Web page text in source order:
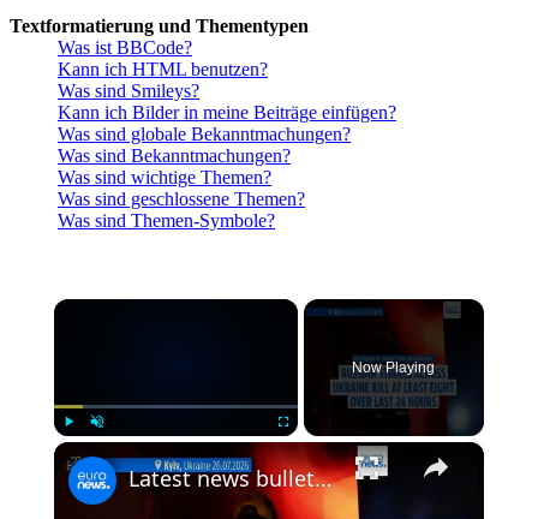
Textformatierung und Thementypen
Was ist BBCode?
Kann ich HTML benutzen?
Was sind Smileys?
Kann ich Bilder in meine Beiträge einfügen?
Was sind globale Bekanntmachungen?
Was sind Bekanntmachungen?
Was sind wichtige Themen?
Was sind geschlossene Themen?
Was sind Themen-Symbole?
×
Now Playing
×
Latest news bulletin | July 27th, 2026 – Morning